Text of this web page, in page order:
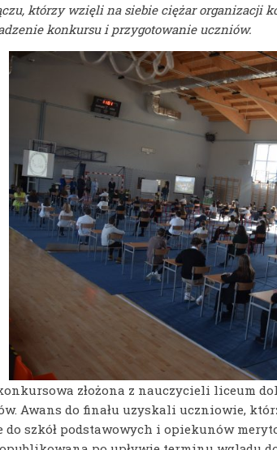
którzy wzięli na siebie ciężar organizacji
konkursu i przygotowanie uczniów.
złożona z nauczycieli liceum
Awans do finału uzyskali uczniowie,
do szkół podstawowych i opiekunów